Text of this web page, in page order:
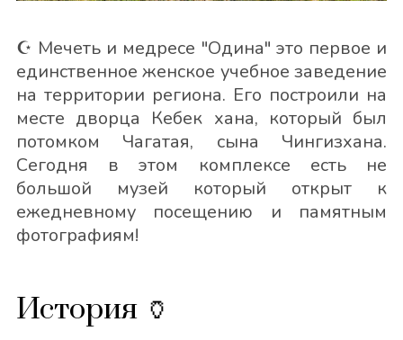
☪️ Мечеть и медресе "Одина" это первое и
единственное женское учебное заведение
на территории региона. Его построили на
месте дворца Кебек хана, который был
потомком Чагатая, сына Чингизхана.
Сегодня в этом комплексе есть не
большой музей который открыт к
ежедневному посещению и памятным
фотографиям!
История 🏺